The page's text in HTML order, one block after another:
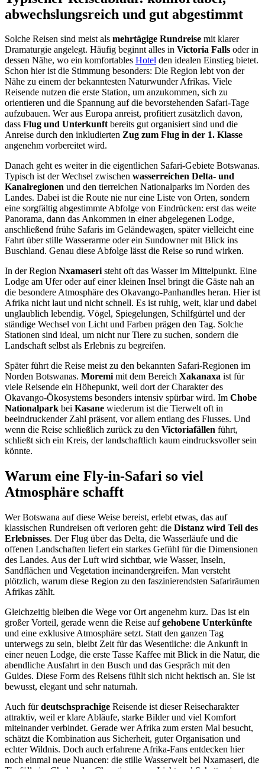
abwechslungsreich und gut abgestimmt
Solche Reisen sind meist als mehrtägige Rundreise mit klarer
Dramaturgie angelegt. Häufig beginnt alles in Victoria Falls oder in
dessen Nähe, wo ein komfortables Hotel den idealen Einstieg bietet.
Schon hier ist die Stimmung besonders: Die Region lebt von der
Nähe zu einem der bekanntesten Naturwunder Afrikas. Viele
Reisende nutzen die erste Station, um anzukommen, sich zu
orientieren und die Spannung auf die bevorstehenden Safari-Tage
aufzubauen. Wer aus Europa anreist, profitiert zusätzlich davon,
dass Flug und Unterkunftbereits gut organisiert sind und die
Anreise durch den inkludierten Zug zum Flug in der 1. Klasse
angenehm vorbereitet wird.
Danach geht es weiter in die eigentlichen Safari-Gebiete Botswanas.
Typisch ist der Wechsel zwischen wasserreichen Delta- und
Kanalregionen und den tierreichen Nationalparks im Norden des
Landes. Dabei ist die Route nie nur eine Liste von Orten, sondern
eine sorgfältig abgestimmte Abfolge von Eindrücken: erst das weite
Panorama, dann das Ankommen in einer abgelegenen Lodge,
anschließend frühe Safaris im Geländewagen, später vielleicht eine
Fahrt über stille Wasserarme oder ein Sundowner mit Blick ins
Buschland. Genau diese Abfolge lässt die Reise so rund wirken.
In der Region Nxamaseristeht oft das Wasser im Mittelpunkt. Eine
Lodge am Ufer oder auf einer kleinen Insel bringt die Gäste nah an
die besondere Atmosphäre des Okavango-Panhandles heran. Hier ist
Afrika nicht laut und nicht schnell. Es ist ruhig, weit, klar und dabei
unglaublich lebendig. Vögel, Spiegelungen, Schilfgürtel und der
ständige Wechsel von Licht und Farben prägen den Tag. Solche
Stationen sind ideal, um nicht nur Tiere zu suchen, sondern die
Landschaft selbst als Erlebnis zu begreifen.
Später führt die Reise meist zu den bekannten Safari-Regionen im
Norden Botswanas. Moremimit dem Bereich Xakanaxa ist für
viele Reisende ein Höhepunkt, weil dort der Charakter des
Okavango-Ökosystems besonders intensiv spürbar wird. Im Chobe
Nationalpark bei Kasane wiederum ist die Tierwelt oft in
beeindruckender Zahl präsent, vor allem entlang des Flusses. Und
wenn die Reise schließlich zurück zu den Victoriafällen führt,
schließt sich ein Kreis, der landschaftlich kaum eindrucksvoller sein
könnte.
Warum eine Fly-in-Safari so viel
Atmosphäre schafft
Wer Botswana auf diese Weise bereist, erlebt etwas, das auf
klassischen Rundreisen oft verloren geht: die Distanz wird Teil des
Erlebnisses. Der Flug über das Delta, die Wasserläufe und die
offenen Landschaften liefert ein starkes Gefühl für die Dimensionen
des Landes. Aus der Luft wird sichtbar, wie Wasser, Inseln,
Sandflächen und Vegetation ineinandergreifen. Man versteht
plötzlich, warum diese Region zu den faszinierendsten Safariräumen
Afrikas zählt.
Gleichzeitig bleiben die Wege vor Ort angenehm kurz. Das ist ein
großer Vorteil, gerade wenn die Reise aufgehobene Unterkünfte
und eine exklusive Atmosphäre setzt. Statt den ganzen Tag
unterwegs zu sein, bleibt Zeit für das Wesentliche: die Ankunft in
einer neuen Lodge, die erste Tasse Kaffee mit Blick in die Natur, die
abendliche Ausfahrt in den Busch und das Gespräch mit den
Guides. Diese Form des Reisens fühlt sich nicht hektisch an. Sie ist
bewusst, elegant und sehr naturnah.
Auch fürdeutschsprachige Reisende ist dieser Reisecharakter
attraktiv, weil er klare Abläufe, starke Bilder und viel Komfort
miteinander verbindet. Gerade wer Afrika zum ersten Mal besucht,
schätzt die Kombination aus Sicherheit, guter Organisation und
echter Wildnis. Doch auch erfahrene Afrika-Fans entdecken hier
noch einmal neue Nuancen: die stille Wasserwelt bei Nxamaseri, die